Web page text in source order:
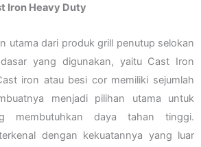
Iron Heavy Duty
utama dari produk grill penutup selokan
yang digunakan, yaitu Cast Iron
iron atau besi cor memiliki sejumlah
menjadi pilihan utama untuk
membutuhkan daya tahan tinggi.
dengan kekuatannya yang luar